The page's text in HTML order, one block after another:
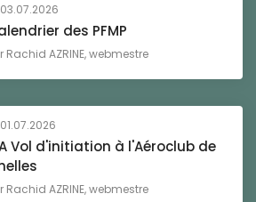
03.07.2026
des PFMP
Rachid AZRINE, webmestre
01.07.2026
Vol d'initiation à l'Aéroclub de
Rachid AZRINE, webmestre